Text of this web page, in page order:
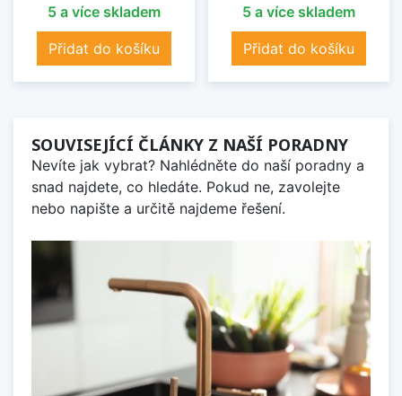
5 a více skladem
Přidat do košíku
5 a více skladem
Přidat do košíku
SOUVISEJÍCÍ ČLÁNKY Z NAŠÍ PORADNY
Nevíte jak vybrat? Nahlédněte do naší poradny a
snad najdete, co hledáte. Pokud ne, zavolejte
nebo napište a určitě najdeme řešení.